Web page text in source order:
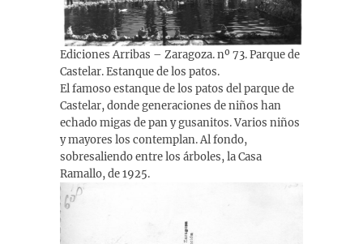
Ediciones Arribas – Zaragoza. nº 73. Parque de
Castelar. Estanque de los patos.
El famoso estanque de los patos del parque de
Castelar, donde generaciones de niños han
echado migas de pan y gusanitos. Varios niños
y mayores los contemplan. Al fondo,
sobresaliendo entre los árboles, la Casa
Ramallo, de 1925.